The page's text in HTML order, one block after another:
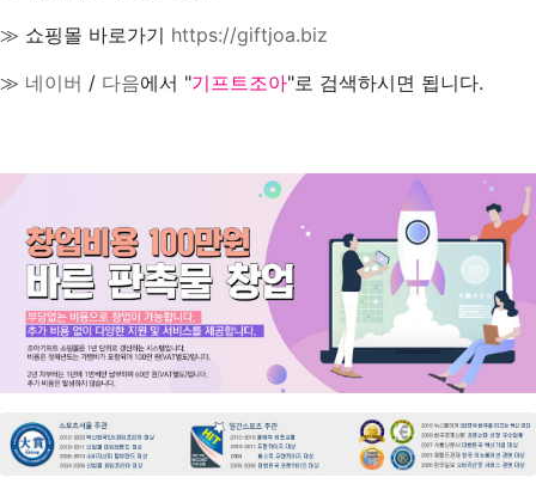
≫ 쇼핑몰 바로가기 https://giftjoa.biz
≫ 네이버 / 다음에서 "기프트조아"로 검색하시면 됩니다.